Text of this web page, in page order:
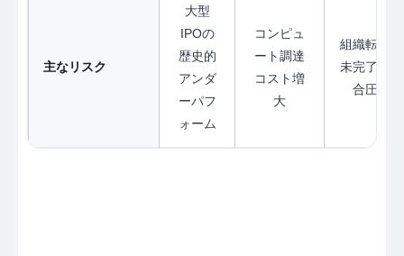
主なリスク
大型
IPOの
歴史的
アンダ
ーパフ
ォーム
コンピュ
ート調達
コスト増
大
組織転換の
未完了・競
合圧力